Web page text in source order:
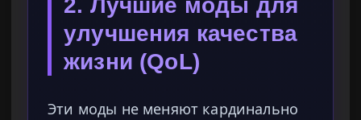
2. Лучшие моды для
улучшения качества
жизни (QoL)
Эти моды не меняют кардинально